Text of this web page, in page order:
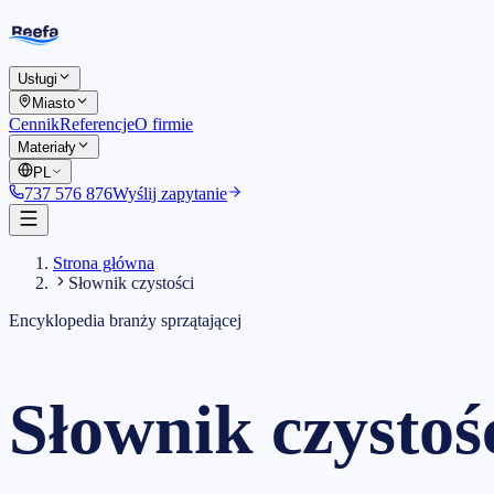
Usługi
Miasto
CennikReferencjeO firmie
Materiały
PL
737 576 876Wyślij zapytanie
Strona główna
Słownik czystości
Encyklopedia branży sprzątającej
Słownik